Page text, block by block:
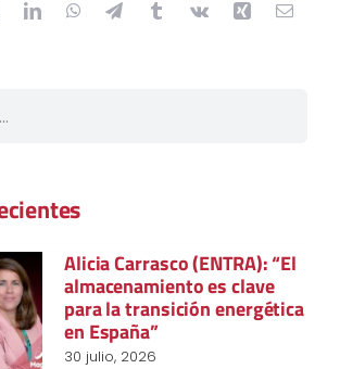
Alicia Carrasco (ENTRA): “El
almacenamiento es clave
para la transición energética
en España”
30 julio, 2026